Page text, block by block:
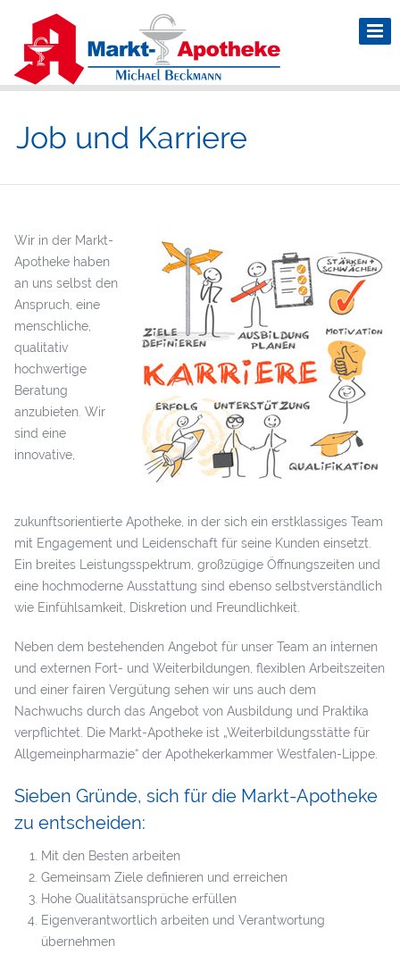
Job und Karriere
Wir in der Markt-
Apotheke haben
an uns selbst den
Anspruch, eine
menschliche,
qualitativ
hochwertige
Beratung
anzubieten. Wir
sind eine
innovative,
zukunftsorientierte Apotheke, in der sich ein erstklassiges Team
mit Engagement und Leidenschaft für seine Kunden einsetzt.
Ein breites Leistungsspektrum, großzügige Öffnungszeiten und
eine hochmoderne Ausstattung sind ebenso selbstverständlich
wie Einfühlsamkeit, Diskretion und Freundlichkeit.
Neben dem bestehenden Angebot für unser Team an internen
und externen Fort- und Weiterbildungen, flexiblen Arbeitszeiten
und einer fairen Vergütung sehen wir uns auch dem
Nachwuchs durch das Angebot von Ausbildung und Praktika
verpflichtet. Die Markt-Apotheke ist „Weiterbildungsstätte für
Allgemeinpharmazie“ der Apothekerkammer Westfalen-Lippe.
Sieben Gründe, sich für die Markt-Apotheke
zu entscheiden:
Mit den Besten arbeiten
Gemeinsam Ziele definieren und erreichen
Hohe Qualitätsansprüche erfüllen
Eigenverantwortlich arbeiten und Verantwortung
übernehmen